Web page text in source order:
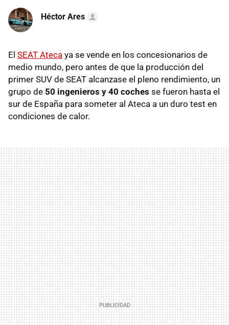
Héctor Ares
El SEAT Ateca ya se vende en los concesionarios de
medio mundo, pero antes de que la producción del
primer SUV de SEAT alcanzase el pleno rendimiento, un
grupo de 50 ingenieros y 40 coches se fueron hasta el
sur de España para someter al Ateca a un duro test en
condiciones de calor.